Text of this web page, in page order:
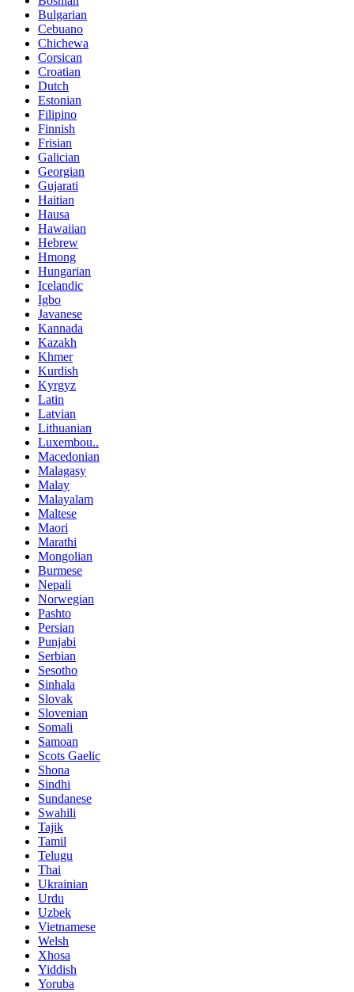
Bulgarian
Cebuano
Chichewa
Corsican
Croatian
Dutch
Estonian
Filipino
Finnish
Frisian
Galician
Georgian
Gujarati
Haitian
Hausa
Hawaiian
Hebrew
Hmong
Hungarian
Icelandic
Igbo
Javanese
Kannada
Kazakh
Khmer
Kurdish
Kyrgyz
Latin
Latvian
Lithuanian
Luxembou..
Macedonian
Malagasy
Malay
Malayalam
Maltese
Maori
Marathi
Mongolian
Burmese
Nepali
Norwegian
Pashto
Persian
Punjabi
Serbian
Sesotho
Sinhala
Slovak
Slovenian
Somali
Samoan
Scots Gaelic
Shona
Sindhi
Sundanese
Swahili
Tajik
Tamil
Telugu
Thai
Ukrainian
Urdu
Uzbek
Vietnamese
Welsh
Xhosa
Yiddish
Yoruba